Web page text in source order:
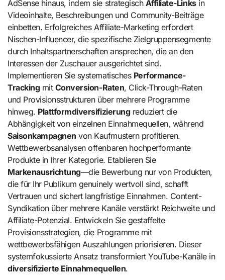
AdSense hinaus, indem sie strategisch Affiliate-Linksin
Videoinhalte, Beschreibungen und Community-Beiträge
einbetten. Erfolgreiches Affiliate-Marketing erfordert
Nischen-Influencer, die spezifische Zielgruppensegmente
durch Inhaltspartnerschaften ansprechen, die an den
Interessen der Zuschauer ausgerichtet sind.
Implementieren Sie systematisches Performance-
Trackingmit Conversion-Raten, Click-Through-Raten
und Provisionsstrukturen über mehrere Programme
hinweg. Plattformdiversifizierungreduziert die
Abhängigkeit von einzelnen Einnahmequellen, während
Saisonkampagnen von Kaufmustern profitieren.
Wettbewerbsanalysen offenbaren hochperformante
Produkte in Ihrer Kategorie. Etablieren Sie
Markenausrichtung—die Bewerbung nur von Produkten,
die für Ihr Publikum genuinely wertvoll sind, schafft
Vertrauen und sichert langfristige Einnahmen. Content-
Syndikation über mehrere Kanäle verstärkt Reichweite und
Affiliate-Potenzial. Entwickeln Sie gestaffelte
Provisionsstrategien, die Programme mit
wettbewerbsfähigen Auszahlungen priorisieren. Dieser
systemfokussierte Ansatz transformiert YouTube-Kanäle in
diversifizierte Einnahmequellen.